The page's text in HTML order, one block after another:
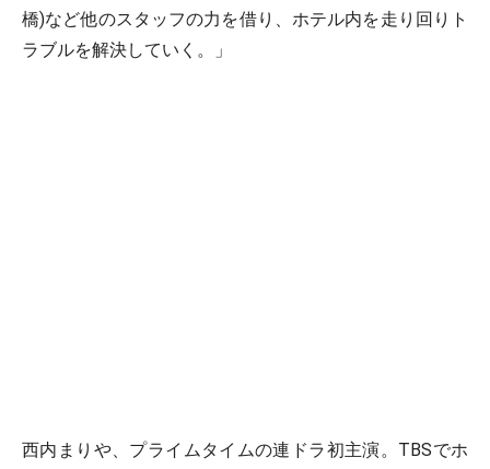
橋)など他のスタッフの力を借り、ホテル内を走り回りト
ラブルを解決していく。」
西内まりや、プライムタイムの連ドラ初主演。TBSでホ